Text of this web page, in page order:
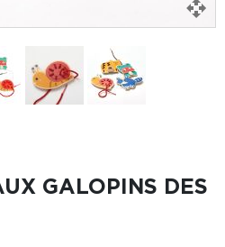
GALOPINS DES